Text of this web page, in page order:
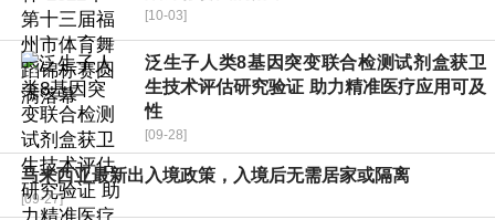
[10-03]
泛生子人类8基因突变联合检测试剂盒获卫
生技术评估研究验证 助力精准医疗应用可及
性
[09-28]
马来西亚最新出入境政策，入境后无需居家或隔离
[09-27]